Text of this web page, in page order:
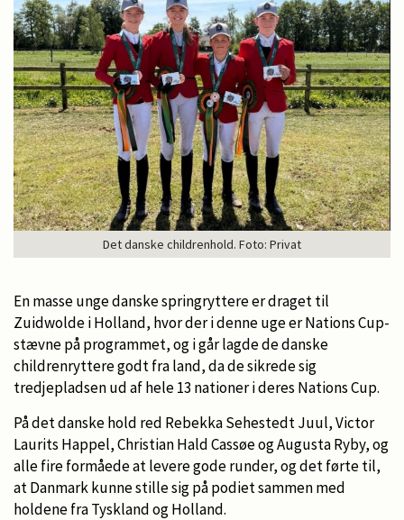
Det danske childrenhold. Foto: Privat
En masse unge danske springryttere er draget til
Zuidwolde i Holland, hvor der i denne uge er Nations Cup-
stævne på programmet, og i går lagde de danske
childrenryttere godt fra land, da de sikrede sig
tredjepladsen ud af hele 13 nationer i deres Nations Cup.
På det danske hold red Rebekka Sehestedt Juul, Victor
Laurits Happel, Christian Hald Cassøe og Augusta Ryby, og
alle fire formåede at levere gode runder, og det førte til,
at Danmark kunne stille sig på podiet sammen med
holdene fra Tyskland og Holland.